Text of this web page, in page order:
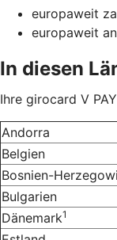
europaweit
europaweit
In diesen
Ihre girocard V
Andorra
Belgien
Bosnien-
Bulgarien
Dänemark1